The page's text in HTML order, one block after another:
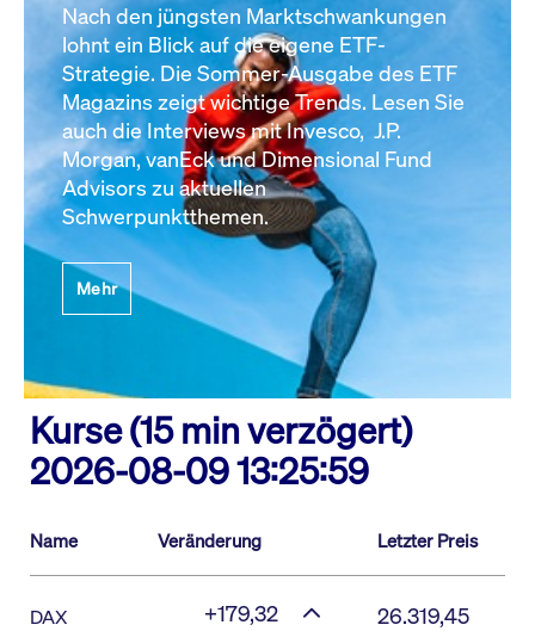
Nach den jüngsten Marktschwankungen
lohnt ein Blick auf die eigene ETF-
Strategie. Die Sommer-Ausgabe des ETF
Magazins zeigt wichtige Trends. Lesen Sie
auch die Interviews mit Invesco, J.P.
Morgan, vanEck und Dimensional Fund
Advisors zu aktuellen
Schwerpunktthemen.
Mehr
Kurse (15 min verzögert)
2026-08-09 13:25:59
Name Veränderung Letzter Preis
DAX +179,32 26.319,45